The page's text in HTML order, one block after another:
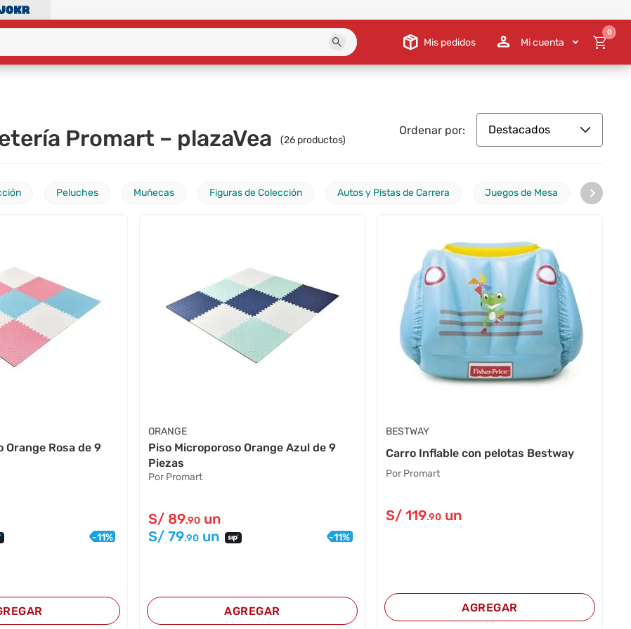
Mis pedidos Mi cuenta
0
Promart – plazaVea (26 productos)
Ordenar por: Destacados
Peluches Muñecas Figuras de Colección Autos y Pistas de Carrera Juegos de Mesa ›
Orange Rosa de 9
-11%
ORANGE
Piso Microporoso Orange Azul de 9
Piezas
Por Promart
S/ 89.90 un
S/79.90 un -11%
AGREGAR
BESTWAY
Carro Inflable con pelotas Bestway
Por Promart
S/ 119.90 un
AGREGAR